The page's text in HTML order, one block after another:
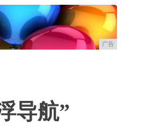
广告
导航”